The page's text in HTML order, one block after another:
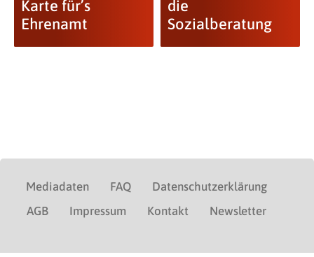
Karte für’s
Ehrenamt
die
Sozialberatung
Mediadaten FAQ
Datenschutzerklärung
AGB
Impressum Kontakt Newsletter